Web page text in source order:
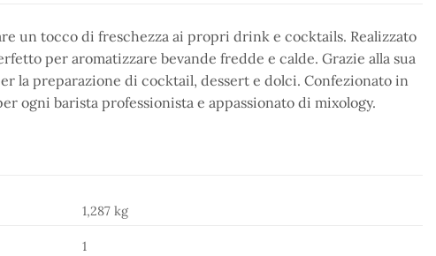
un tocco di freschezza ai propri drink e cocktails. Realizzato
per aromatizzare bevande fredde e calde. Grazie alla sua
la preparazione di cocktail, dessert e dolci. Confezionato in
ogni barista professionista e appassionato di mixology.
1,287 kg
1